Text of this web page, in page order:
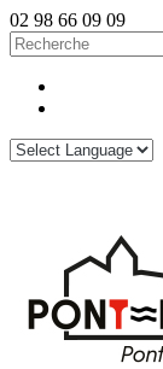
02 98 66 09 09